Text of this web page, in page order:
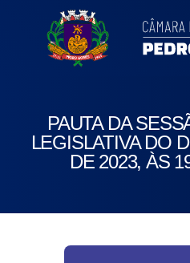
PAUTA DA
LEGISLATIVA DO
DE 2023, ÀS